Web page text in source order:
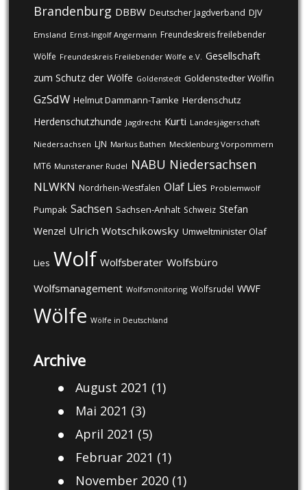
Brandenburg DBBW Deutscher Jagdverband DJV
Emsland Ernst-Ingolf Angermann Freundeskreis freilebender
Wölfe Freundeskreis Freilebender Wölfe e.V. Gesellschaft
zum Schutz der Wölfe Goldenstedt Goldenstedter Wölfin
GzSdW Helmut Dammann-Tamke Herdenschutz
Herdenschutzhunde Jagdrecht Kurti Landesjägerschaft
Niedersachsen LJN Markus Bathen Mecklenburg Vorpommern
MT6 Munsteraner Rudel NABU Niedersachsen
NLWKN Nordrhein-Westfalen Olaf Lies Problemwolf
Pumpak Sachsen Sachsen-Anhalt Schweiz Stefan
Wenzel Ulrich Wotschikowsky Umweltminister Olaf
Lies Wolf Wolfsberater Wolfsbüro
Wolfsmanagement Wolfsmonitoring Wolfsrudel WWF
Wölfe Wölfe in Deutschland
Archive
August 2021 (1)
Mai 2021 (3)
April 2021 (5)
Februar 2021 (1)
November 2020(1)